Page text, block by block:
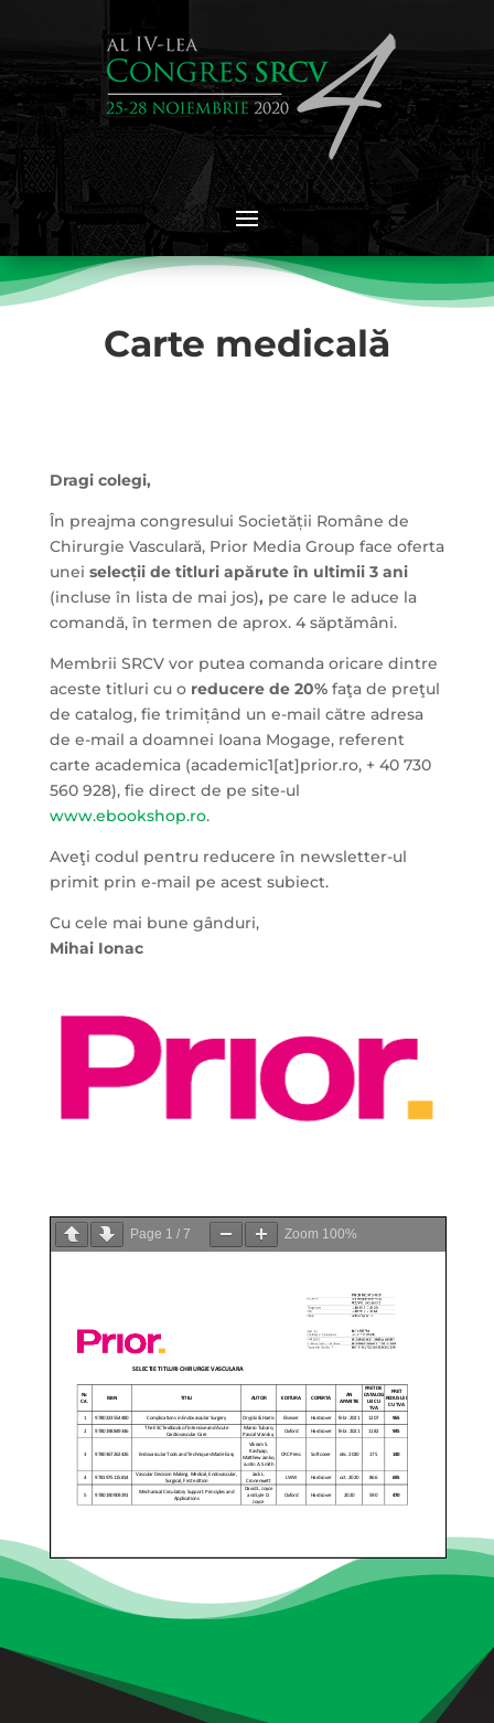
Carte medicală
Dragi colegi,
În preajma congresului Societății Române de
Chirurgie Vasculară, Prior Media Group face oferta
unei selecții de titluri apărute în ultimii 3 ani
(incluse în lista de mai jos), pe care le aduce la
comandă, în termen de aprox. 4 săptămâni.
Membrii SRCV vor putea comanda oricare dintre
aceste titluri cu o reducere de 20%faţa de preţul
de catalog, fie trimițând un e-mail către adresa
de e-mail a doamnei Ioana Mogage, referent
carte academica (academic1[at]prior.ro, + 40 730
560 928), fie direct de pe site-ul
www.ebookshop.ro.
Aveţi codul pentru reducere în newsletter-ul
primit prin e-mail pe acest subiect.
Cu cele mai bune gânduri,
Mihai Ionac
Page 1 / 7 Zoom 100%